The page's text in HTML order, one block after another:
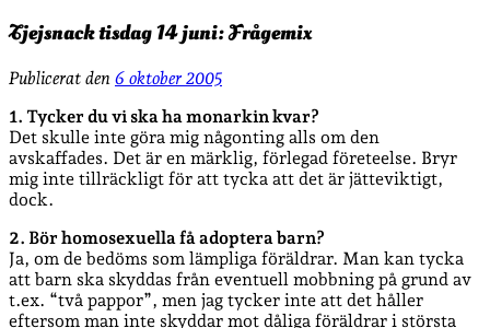
Tjejsnack tisdag 14 juni: Frågemix
Publicerat den 6 oktober 2005
1. Tycker du vi ska ha monarkin kvar?
Det skulle inte göra mig någonting alls om den
avskaffades. Det är en märklig, förlegad företeelse. Bryr
mig inte tillräckligt för att tycka att det är jätteviktigt,
dock.
2. Bör homosexuella få adoptera barn?
Ja, om de bedöms som lämpliga föräldrar. Man kan tycka
att barn ska skyddas från eventuell mobbning på grund av
t.ex. “två pappor”, men jag tycker inte att det håller
eftersom man inte skyddar mot dåliga föräldrar i största